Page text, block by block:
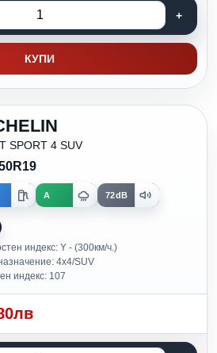
КУПИ
SPORT 4 SUV
A 72dB
индекс: Y - (300км/ч.)
4x4/SUV
индекс: 107